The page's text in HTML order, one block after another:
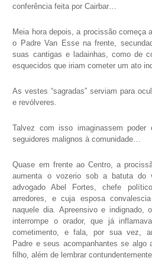
conferência feita por Cairbar…
Meia hora depois, a procissão começa
o Padre Van Esse na frente,
suas cantigas e ladainhas, como de
esquecidos que iriam cometer um ato
As vestes “sagradas” serviam para
e revólveres.
Talvez com isso imaginassem poder
seguidores malignos à comunidade…
Quase em frente ao Centro, a
aumenta o vozerio sob a batuta do
advogado Abel Fortes, chefe
arredores, e cuja esposa
naquele dia. Apreensivo e indignado,
interrompe o orador, que já
cometimento, e fala, por sua vez,
Padre e seus acompanhantes se algo
filho, além de lembrar